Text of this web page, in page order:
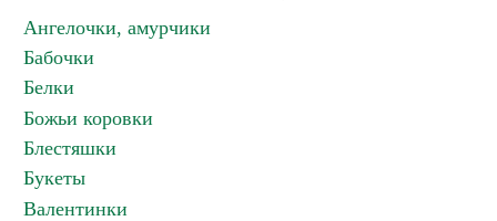
Ангелочки, амурчики
Бабочки
Белки
Божьи коровки
Блестяшки
Букеты
Валентинки